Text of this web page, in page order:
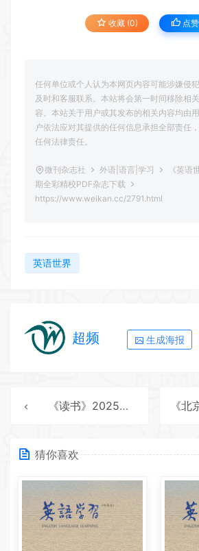
收藏 (0) 点
任何单位或个人认为本网页内容可能涉嫌侵
及时和客服联系。本站将会第一时间移除相
容。本站关于用户或其发布的相关内容均由
户依法应对其提供的任何信息承担全部责任
任何法律责任。
微刊杂志社 外语|语言|学习
《英语
期全彩精校PDF杂志下载
https://www.weikan.cc/2791.html
英语世界
超频 生成海报
《读书》2025年第11期全彩精校PDF杂志下载
猜你喜欢